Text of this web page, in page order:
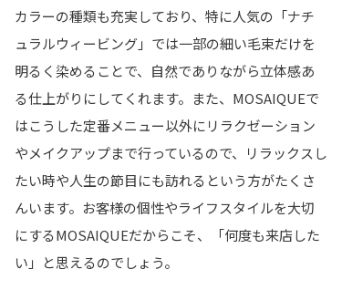
カラーの種類も充実しており、特に人気の「ナチ
ュラルウィービング」では一部の細い毛束だけを
明るく染めることで、自然でありながら立体感あ
る仕上がりにしてくれます。また、MOSAIQUEで
はこうした定番メニュー以外にリラクゼーション
やメイクアップまで行っているので、リラックスし
たい時や人生の節目にも訪れるという方がたくさ
んいます。お客様の個性やライフスタイルを大切
にするMOSAIQUEだからこそ、「何度も来店した
い」と思えるのでしょう。